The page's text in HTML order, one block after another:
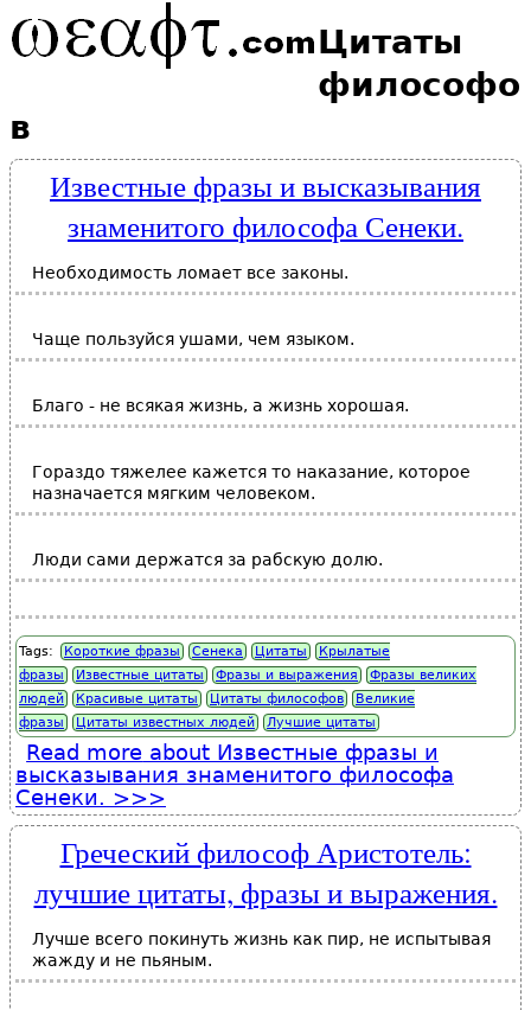
Цитаты
философо
в
Известные фразы и высказывания
знаменитого философа Сенеки.
Необходимость ломает все законы.
Чаще пользуйся ушами, чем языком.
Благо - не всякая жизнь, а жизнь хорошая.
Гораздо тяжелее кажется то наказание, которое
назначается мягким человеком.
Люди сами держатся за рабскую долю.
Tags: Короткие фразы Сенека Цитаты
Крылатые
фразы
Известные цитаты Фразы и выражения
Фразы великих
людей
Красивые цитаты Цитаты философов
Великие
фразы
Цитаты известных людей Лучшие цитаты
Read more about Известные фразы и
высказывания знаменитого философа
Сенеки.
Греческий философ Аристотель:
лучшие цитаты, фразы и выражения.
Лучше всего покинуть жизнь как пир, не испытывая
жажду и не пьяным.